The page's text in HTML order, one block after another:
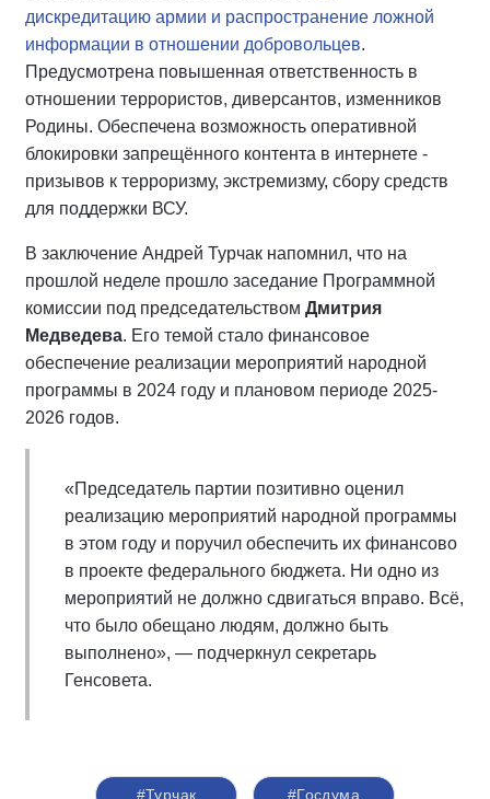
дискредитацию армии и распространение ложной
информации в отношении добровольцев.
Предусмотрена повышенная ответственность в
отношении террористов, диверсантов, изменников
Родины. Обеспечена возможность оперативной
блокировки запрещённого контента в интернете -
призывов к терроризму, экстремизму, сбору средств
для поддержки ВСУ.
В заключение Андрей Турчак напомнил, что на
прошлой неделе прошло заседание Программной
комиссии под председательством Дмитрия
Медведева. Его темой стало финансовое
обеспечение реализации мероприятий народной
программы в 2024 году и плановом периоде 2025-
2026 годов.
«Председатель партии позитивно оценил
реализацию мероприятий народной программы
в этом году и поручил обеспечить их финансово
в проекте федерального бюджета. Ни одно из
мероприятий не должно сдвигаться вправо. Всё,
что было обещано людям, должно быть
выполнено», — подчеркнул секретарь
Генсовета.
#Турчак #Госдума